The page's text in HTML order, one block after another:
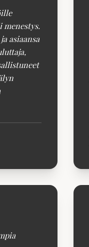
menestys.
asiaansa